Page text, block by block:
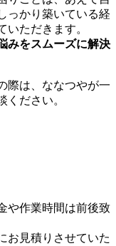
っかり築いている経
ただきます。
みをスムーズに解決
際は、ななつやが一
ださい。
や作業時間は前後致
お見積りさせていた